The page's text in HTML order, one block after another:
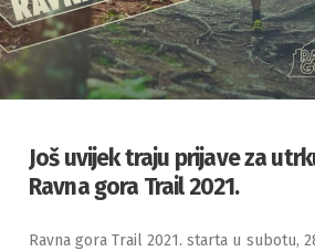
Još uvijek traju prijave za
Ravna gora Trail 2021.
Ravna gora Trail 2021. starta u subotu,